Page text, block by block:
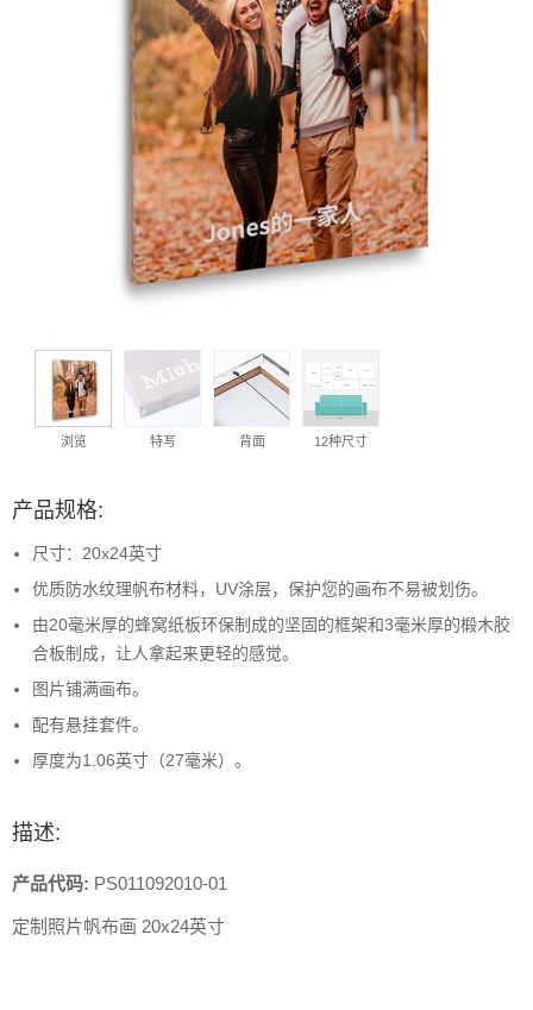
浏览 特写 背面 12种尺寸
产品规格:
尺寸：20x24英寸
优质防水纹理帆布材料，UV涂层，保护您的画布不易被划伤。
由20毫米厚的蜂窝纸板环保制成的坚固的框架和3毫米厚的椴木胶
合板制成，让人拿起来更轻的感觉。
图片铺满画布。
配有悬挂套件。
厚度为1.06英寸（27毫米）。
描述:
产品代码: PS011092010-01
定制照片帆布画 20x24英寸